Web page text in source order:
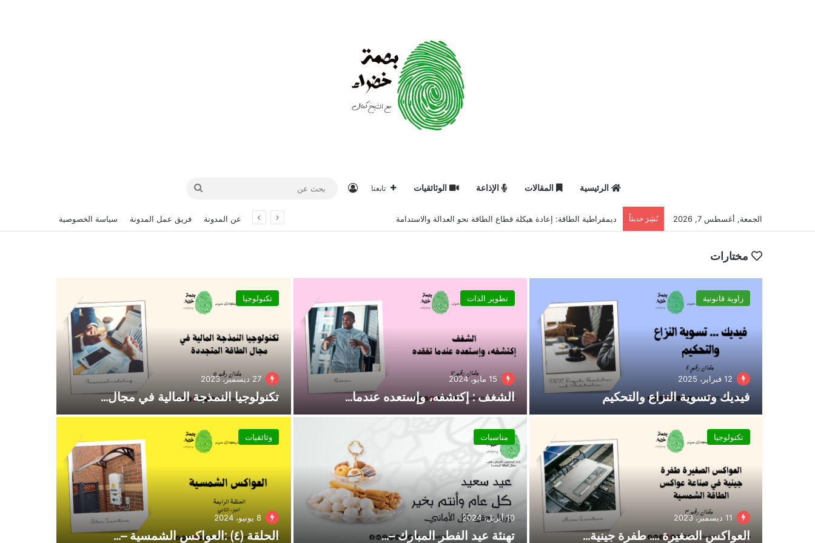
الرئيسية المقالات الإذاعة الوثائقيات تابعنا تسجيل الدخول
الجمعة, أغسطس 7, 2026 نُشِرَ حديثاً ديمقراطية الطاقة: إعادة هيكلة قطاع الطاقة نحو العدالة والاستدامة عن المدونة فريق عمل المدونة سياسة الخصوصية
مختارات
زاوية قانونية
12 فبراير، 2025
فيديك وتسوية النزاع والتحكيم
تطوير الذات
15 مايو، 2024
الشغف : إكتشفه، وإستعده عندما…
تكنولوجيا
27 ديسمبر، 2023
تكنولوجيا النمذجة المالية في مجال…
تكنولوجيا
11 ديسمبر، 2023
العواكس الصغيرة …. طفرة جينية…
مناسبات
10 أبريل، 2024
تهنئة عيد الفطر المبارك –…
وثائقيات
8 يونيو، 2024
الحلقة (٤) :العواكس الشمسية –…